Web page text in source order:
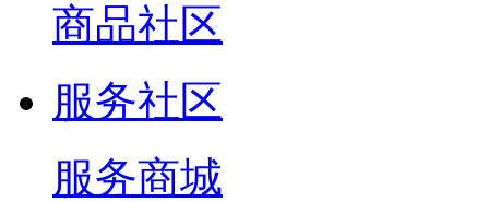
商品社区
服务社区
服务商城